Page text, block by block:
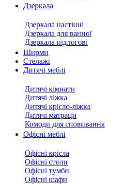
Дзеркала
Дзеркала настінні
Дзеркала для ванної
Дзеркала підлогові
Ширми
Стелажі
Дитячі меблі
Дитячі кімнати
Дитячі ліжка
Дитячі крісло-ліжка
Дитячі матраци
Комоди для сповивання
Офісні меблі
Офісні крісла
Офісні столи
Офісні тумби
Офісні шафи